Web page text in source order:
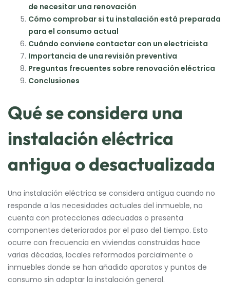
de necesitar una renovación
Cómo comprobar si tu instalación está preparada
para el consumo actual
Cuándo conviene contactar con un electricista
Importancia de una revisión preventiva
Preguntas frecuentes sobre renovación eléctrica
Conclusiones
Qué se considera una
instalación eléctrica
antigua o desactualizada
Una instalación eléctrica se considera antigua cuando no
responde a las necesidades actuales del inmueble, no
cuenta con protecciones adecuadas o presenta
componentes deteriorados por el paso del tiempo. Esto
ocurre con frecuencia en viviendas construidas hace
varias décadas, locales reformados parcialmente o
inmuebles donde se han añadido aparatos y puntos de
consumo sin adaptar la instalación general.